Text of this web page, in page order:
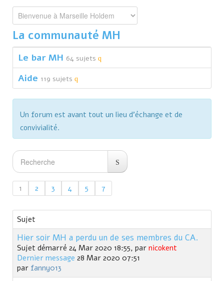
La communauté MH
Le bar MH 64 sujets
Aide 119 sujets
Un forum est avant tout un lieu d'échange et de
convivialité.
1 2 3 4 5 7
Sujet
Hier soir MH a perdu un de ses membres du CA.
Sujet démarré 24 Mar 2020 18:55, par nicokent
Dernier message 28 Mar 2020 07:51
par fanny013